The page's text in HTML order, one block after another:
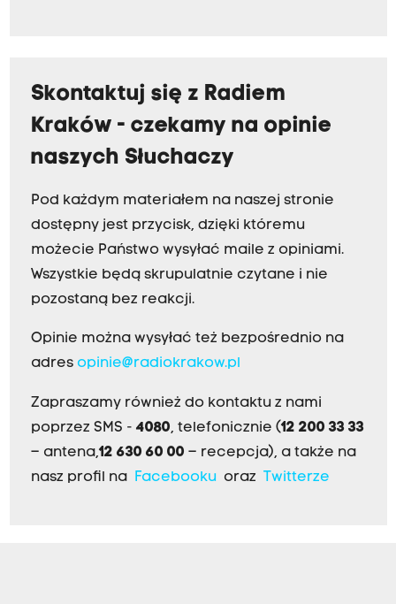
Skontaktuj się z Radiem
Kraków - czekamy na opinie
naszych Słuchaczy
Pod każdym materiałem na naszej stronie
dostępny jest przycisk, dzięki któremu
możecie Państwo wysyłać maile z opiniami.
Wszystkie będą skrupulatnie czytane i nie
pozostaną bez reakcji.
Opinie można wysyłać też bezpośrednio na
adres opinie@radiokrakow.pl
Zapraszamy również do kontaktu z nami
poprzez SMS - 4080, telefonicznie (12 200 33 33
– antena,12 630 60 00 – recepcja), a także na
nasz profil na
Facebookuoraz Twitterze